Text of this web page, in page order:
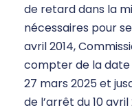
de retard dans la
nécessaires pour
avril 2014,
compter de la date
27 mars 2025 et
de l’arrêt du 10